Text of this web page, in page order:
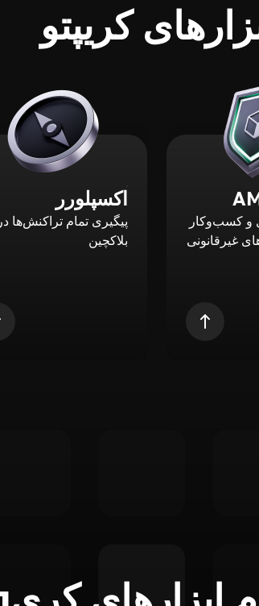
کریپتو
و کسب‌وکار
غیرقانونی
اکسپلورر
پیگیری تمام تراکنش‌ها در
بلاکچین